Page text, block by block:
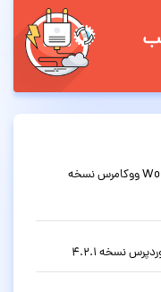
قالب فروشگاهی چندمنظوره وودمارت WoodMart ووکامرس نسخه